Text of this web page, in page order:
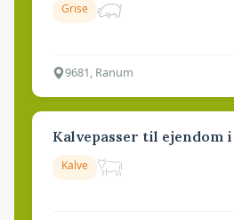
Grise
9681, Ranum
Kalvepasser til ejendom
Kalve